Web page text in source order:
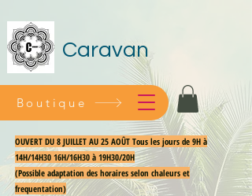
Caravan
OUVERT DU 8 JUILLET AU 25 AOÛT Tous les jours de 9H à
14H/14H30 16H/16H30 à 19H30/20H
(Possible adaptation des horaires selon chaleurs et
frequentation)
Boutique